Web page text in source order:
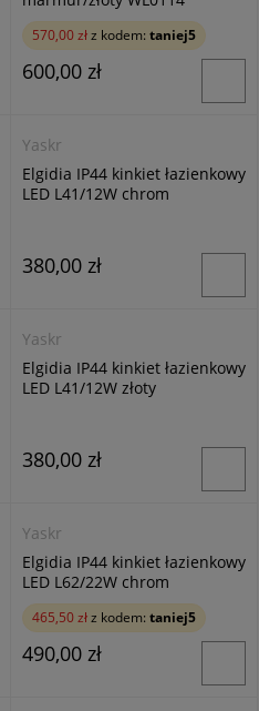
570,00 złz kodem: taniej5
600,00 zł
Yaskr
Elgidia IP44 kinkiet łazienkowy
LED L41/12W chrom
380,00 zł
Yaskr
Elgidia IP44 kinkiet łazienkowy
LED L41/12W złoty
380,00 zł
Yaskr
Elgidia IP44 kinkiet łazienkowy
LED L62/22W chrom
465,50 złz kodem: taniej5
490,00 zł